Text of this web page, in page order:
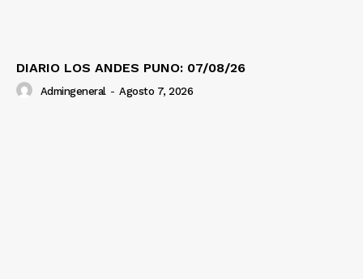
DIARIO LOS ANDES PUNO: 07/08/26
Admingeneral - Agosto 7, 2026